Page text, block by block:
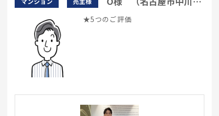
★5つのご評価